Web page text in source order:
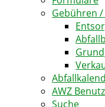
Gebühren
AWZ
Suche